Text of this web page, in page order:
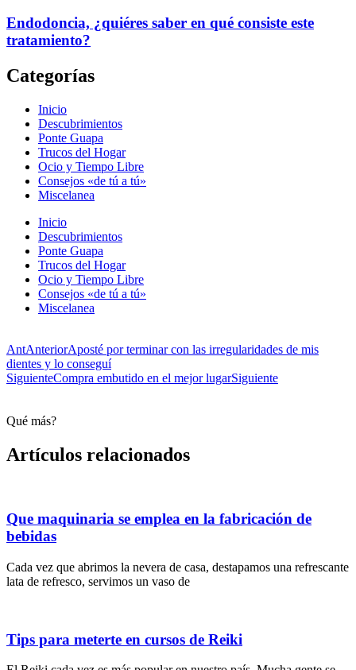
Endodoncia, ¿quiéres saber en qué consiste este
tratamiento?
Categorías
Inicio
Descubrimientos
Ponte Guapa
Trucos del Hogar
Ocio y Tiempo Libre
Consejos «de tú a tú»
Miscelanea
Inicio
Descubrimientos
Ponte Guapa
Trucos del Hogar
Ocio y Tiempo Libre
Consejos «de tú a tú»
Miscelanea
AntAnteriorAposté por terminar con las irregularidades de mis
dientes y lo conseguí
SiguienteCompra embutido en el mejor lugarSiguiente
Qué más?
Artículos relacionados
Que maquinaria se emplea en la fabricación de
bebidas
Cada vez que abrimos la nevera de casa, destapamos una refrescante
lata de refresco, servimos un vaso de
Tips para meterte en cursos de Reiki